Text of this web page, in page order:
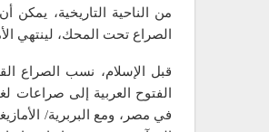
من الناحية التاريخية،
الصراع تحت المحك، لينتهي
قبل الإسلام، نسب الصراع
الفتوح العربية إلى صراعات
في مصر، ومع البربرية/